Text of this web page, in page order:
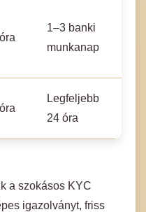
1–3 banki
munkanap
Legfeljebb
24 óra
a szokásos KYC
igazolványt, friss